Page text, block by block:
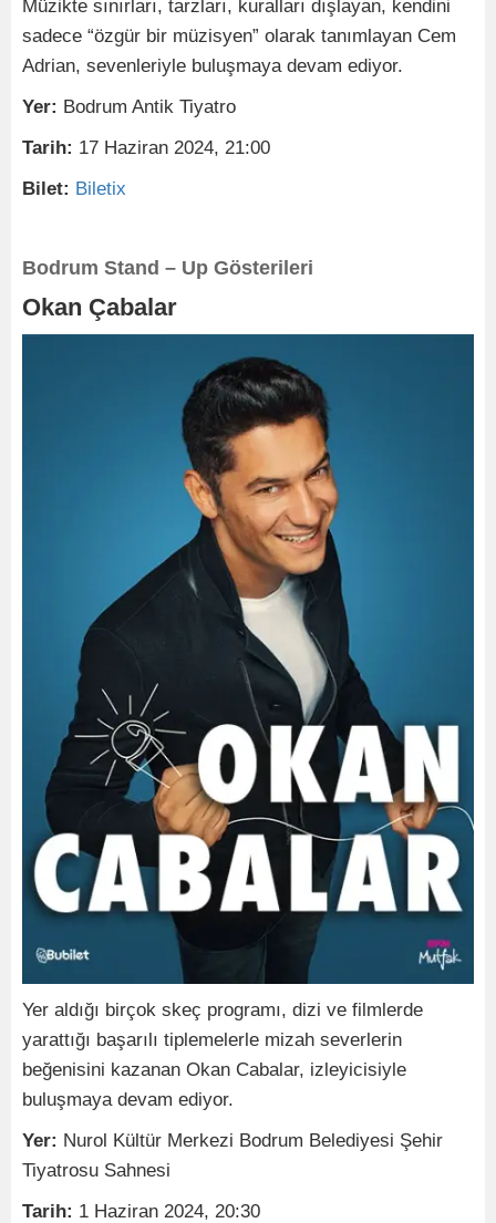
Müzikte sınırları, tarzları, kuralları dışlayan, kendini
sadece “özgür bir müzisyen” olarak tanımlayan Cem
Adrian, sevenleriyle buluşmaya devam ediyor.
Yer: Bodrum Antik Tiyatro
Tarih: 17 Haziran 2024, 21:00
Bilet: Biletix
Bodrum Stand – Up Gösterileri
Okan Çabalar
Yer aldığı birçok skeç programı, dizi ve filmlerde
yarattığı başarılı tiplemelerle mizah severlerin
beğenisini kazanan Okan Cabalar, izleyicisiyle
buluşmaya devam ediyor.
Yer: Nurol Kültür Merkezi Bodrum Belediyesi Şehir
Tiyatrosu Sahnesi
Tarih: 1 Haziran 2024, 20:30